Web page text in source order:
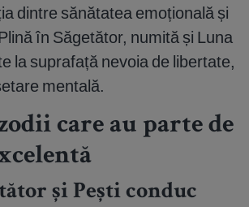
dintre sănătatea emoțională și
în Săgetător, numită și Luna
la suprafață nevoia de libertate,
mentală.
care au parte de
și Pești conduc